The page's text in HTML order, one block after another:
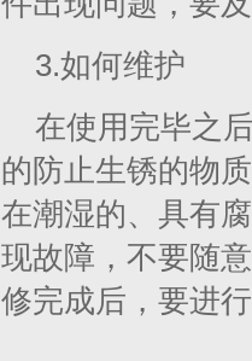
3.如何维护
在使用完毕之
的防止生锈的物
在潮湿的、具有
现故障，不要随
修完成后，要进